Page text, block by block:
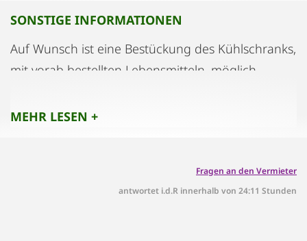
SONSTIGE INFORMATIONEN
Auf Wunsch ist eine Bestückung des Kühlschranks,
mit vorab bestellten Lebensmitteln, möglich.
MEHR LESEN +
Fragen an den Vermieter
antwortet i.d.R innerhalb von 24:11 Stunden